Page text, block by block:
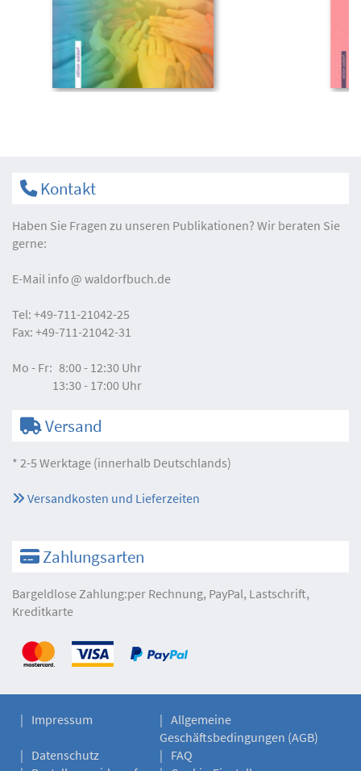
Kontakt
Haben Sie Fragen zu unseren Publikationen? Wir beraten Sie
gerne:
E-Mail info waldorfbuch.de
Tel: +49-711-21042-25
Fax: +49-711-21042-31
Mo - Fr: 8:00 - 12:30 Uhr
13:30 - 17:00 Uhr
Versand
* 2-5 Werktage (innerhalb Deutschlands)
Versandkosten und Lieferzeiten
Zahlungsarten
Bargeldlose Zahlung:per Rechnung, PayPal, Lastschrift,
Kreditkarte
Impressum
Allgemeine
Geschäftsbedingungen (AGB)
Datenschutz
FAQ